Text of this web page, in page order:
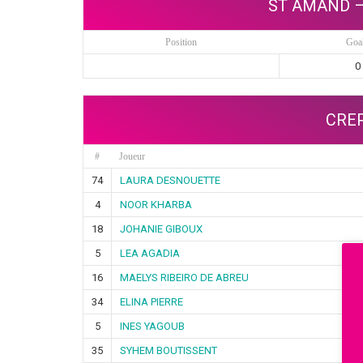
ST AMAND
Position
0
# Joueur
74 LAURA DESNOUETTE
4
NOOR KHARBA
18
JOHANIE GIBOUX
5
LEA AGADIA
16
MAELYS RIBEIRO DE ABREU
34
ELINA PIERRE
5
INES YAGOUB
35
SYHEM BOUTISSENT